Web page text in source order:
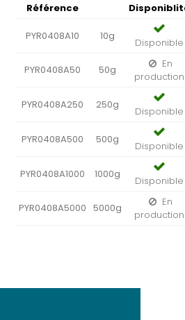
Référence
PYR0408A10 10g
Disponible
PYR0408A50 50g
En
production
PYR0408A250 250g
Disponible
PYR0408A500 500g
Disponible
PYR0408A1000 1000g
Disponible
PYR0408A5000 5000g
En
production